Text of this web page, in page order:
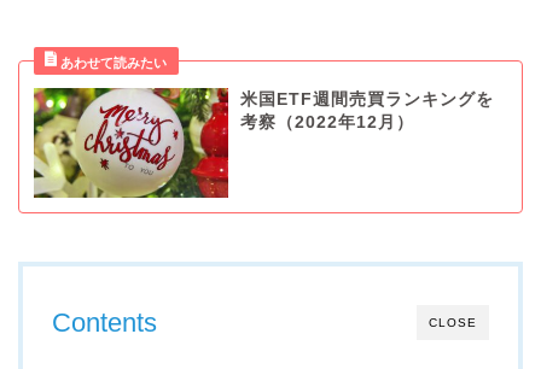
米国ETF週間売買ランキングを
考察（2022年12月）
CLOSE
Contents